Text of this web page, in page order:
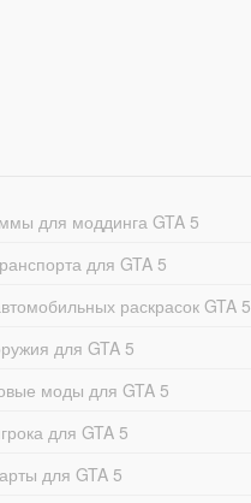
для моддинга GTA 5
для GTA 5
раскрасок GTA 5
для GTA 5
моды для GTA 5
для GTA 5
для GTA 5